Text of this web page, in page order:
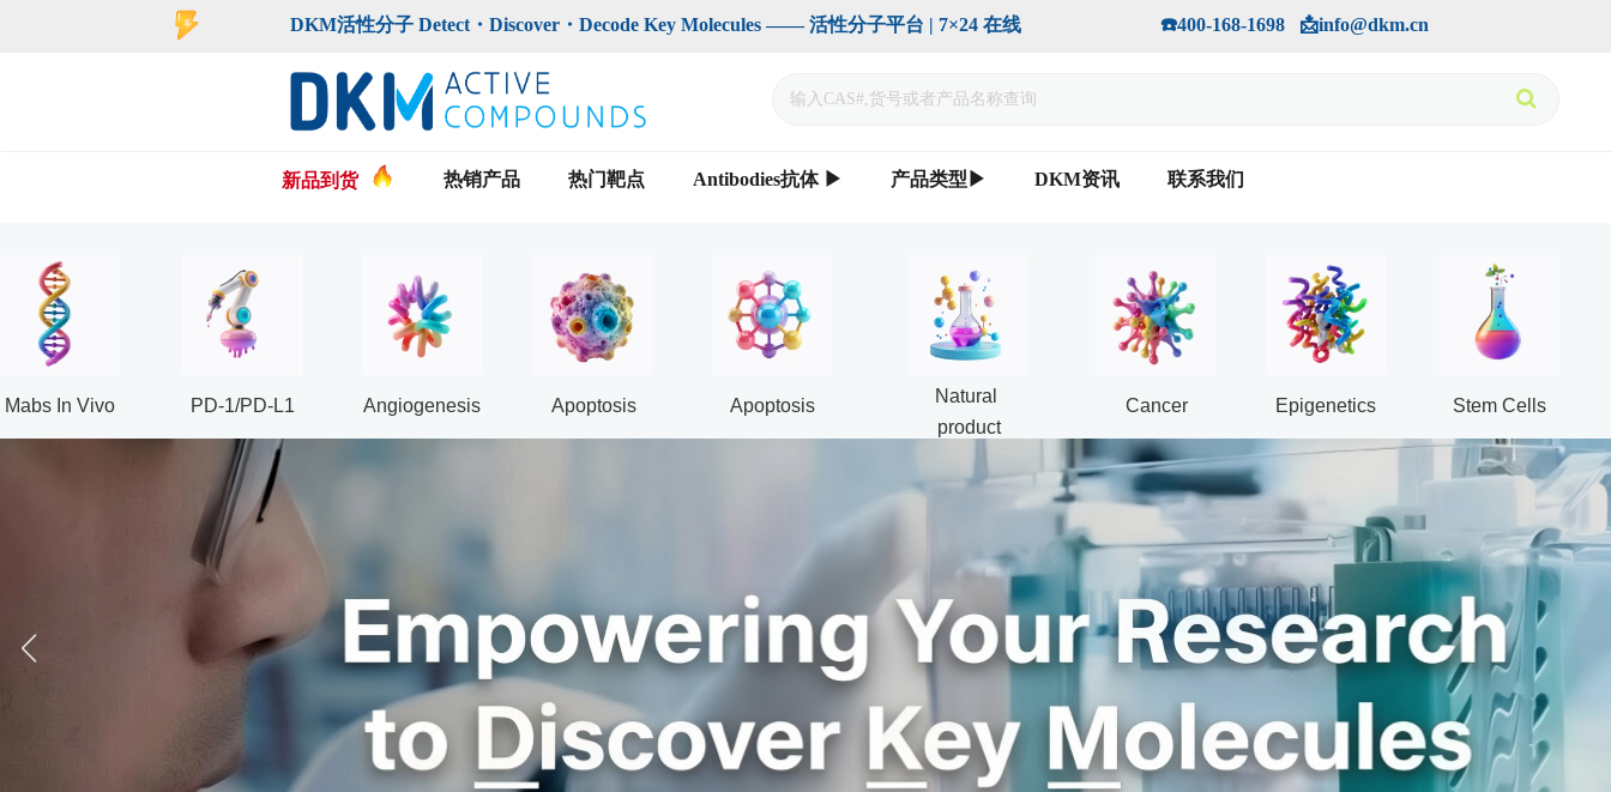
手机版
DKM活性分子 Detect・Discover・Decode Key Molecules —— 活性分子平台 | 7×24 在线                             ☎️400-168-1698   📩info@dkm.cn
新品到货 热销产品 热门靶点 Antibodies抗体 ▶ 产品类型▶ DKM资讯 联系我们
Mabs In Vivo PD-1/PD-L1 Angiogenesis Apoptosis Apoptosis
Natural
product
Cancer Epigenetics Stem Cells